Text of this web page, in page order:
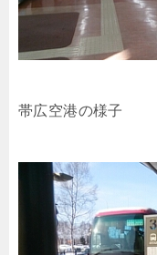
帯広空港の様子